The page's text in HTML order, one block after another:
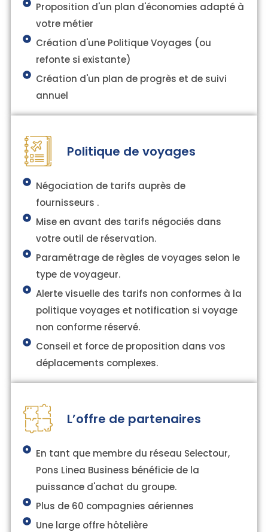
Proposition d'un plan d'économies adapté à
votre métier
Création d'une Politique Voyages (ou
refonte si existante)
Création d'un plan de progrès et de suivi
annuel
Politique de voyages
Négociation de tarifs auprès de
fournisseurs .
Mise en avant des tarifs négociés dans
votre outil de réservation.
Paramétrage de règles de voyages selon le
type de voyageur.
Alerte visuelle des tarifs non conformes à la
politique voyages et notification si voyage
non conforme réservé.
Conseil et force de proposition dans vos
déplacements complexes.
L’offre de partenaires
En tant que membre du réseau Selectour,
Pons Linea Business bénéficie de la
puissance d'achat du groupe.
Plus de 60 compagnies aériennes
Une large offre hôtelière